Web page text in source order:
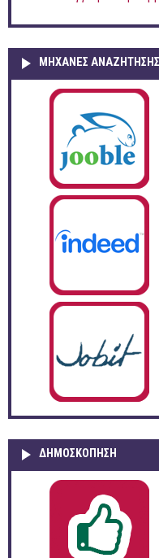
ΜΗΧΑΝΕΣ ΑΝΑΖΗΤΗΣΗΣ
ΔΗΜΟΣΚΌΠΗΣΗ